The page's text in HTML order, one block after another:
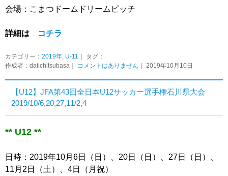
会場：こまつドームドリームピッチ
詳細は コチラ
カテゴリー： 2019年, U-11 ｜ タグ：
作成者：daiichitsubasa｜ コメントはありません ｜ 2019年10月10日
【U12】JFA第43回全日本U12サッカー選手権石川県大会
2019/10/6,20,27,11/2,4
** U12 **
日時：2019年10月6日（日）、20日（日）、27日（日）、
11月2日（土）、4日（月祝）